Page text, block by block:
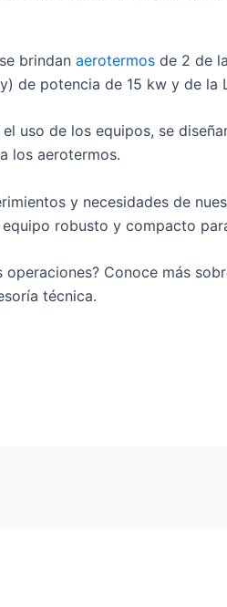
brindan aerotermos de 2 de
de potencia de 15 kw y de
uso de los equipos, se
los aerotermos.
y necesidades de
robusto y compacto
Conoce más
técnica.